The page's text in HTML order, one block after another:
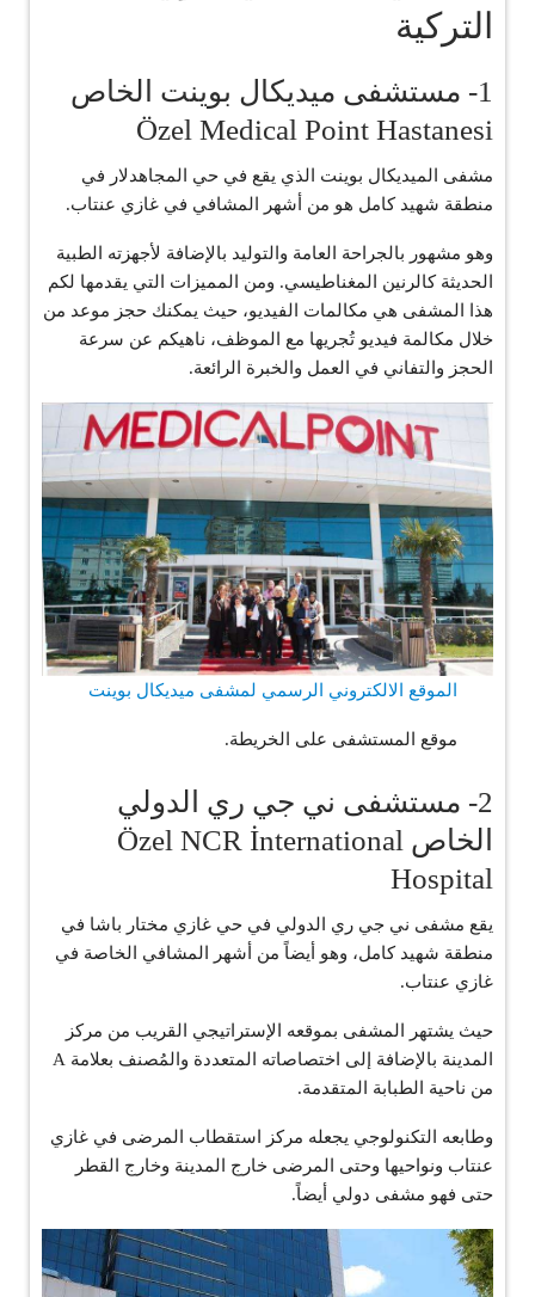
التركية
1- مستشفى ميديكال بوينت الخاص
Özel Medical Point Hastanesi
مشفى الميديكال بوينت الذي يقع في حي المجاهدلار في
منطقة شهيد كامل هو من أشهر المشافي في غازي عنتاب.
وهو مشهور بالجراحة العامة والتوليد بالإضافة لأجهزته الطبية
الحديثة كالرنين المغناطيسي. ومن المميزات التي يقدمها لكم
هذا المشفى هي مكالمات الفيديو، حيث يمكنك حجز موعد من
خلال مكالمة فيديو تُجريها مع الموظف، ناهيكم عن سرعة
الحجز والتفاني في العمل والخبرة الرائعة.
الموقع الالكتروني الرسمي لمشفى ميديكال بوينت
موقع المستشفى على الخريطة.
2- مستشفى ني جي ري الدولي
الخاص Özel NCR İnternational
Hospital
يقع مشفى ني جي ري الدولي في حي غازي مختار باشا في
منطقة شهيد كامل، وهو أيضاً من أشهر المشافي الخاصة في
غازي عنتاب.
حيث يشتهر المشفى بموقعه الإستراتيجي القريب من مركز
المدينة بالإضافة إلى اختصاصاته المتعددة والمُصنف بعلامة A
من ناحية الطبابة المتقدمة.
وطابعه التكنولوجي يجعله مركز استقطاب المرضى في غازي
عنتاب ونواحيها وحتى المرضى خارج المدينة وخارج القطر
حتى فهو مشفى دولي أيضاً.